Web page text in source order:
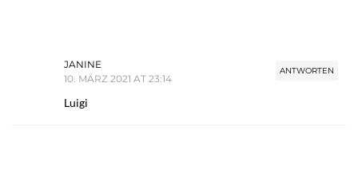
ANTWORTEN
JANINE
10. MÄRZ 2021 AT 23:14
Luigi